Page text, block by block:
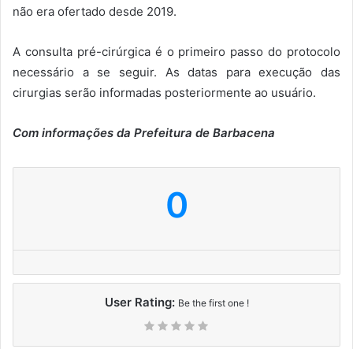
não era ofertado desde 2019.
A consulta pré-cirúrgica é o primeiro passo do protocolo
necessário a se seguir. As datas para execução das
cirurgias serão informadas posteriormente ao usuário.
Com informações da Prefeitura de Barbacena
0
User Rating: Be the first one !